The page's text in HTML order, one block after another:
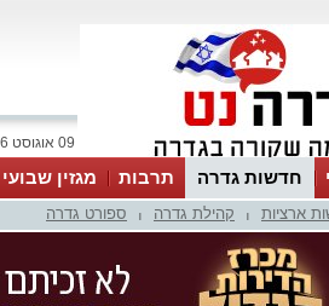
09 אוגוסט 2026 / 15:14
חדשות גדרה תרבות מגזין שבועי
ארציות קהילת גדרה ספורט גדרה